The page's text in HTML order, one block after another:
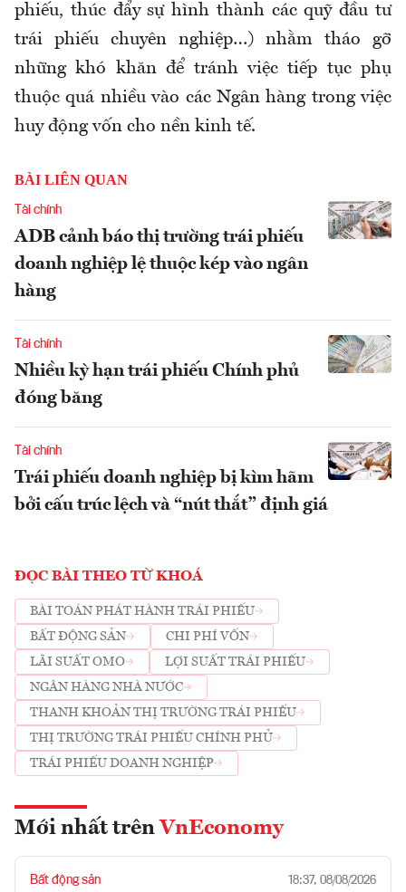
phiếu, thúc đẩy sự hình thành các quỹ đầu tư
trái phiếu chuyên nghiệp…) nhằm tháo gỡ
những khó khăn để tránh việc tiếp tục phụ
thuộc quá nhiều vào các Ngân hàng trong việc
huy động vốn cho nền kinh tế.
BÀI LIÊN QUAN
Tài chính
ADB cảnh báo thị trường trái phiếu
doanh nghiệp lệ thuộc kép vào ngân
hàng
Tài chính
Nhiều kỳ hạn trái phiếu Chính phủ
đóng băng
Tài chính
Trái phiếu doanh nghiệp bị kìm hãm
bởi cấu trúc lệch và “nút thắt” định giá
ĐỌC BÀI THEO TỪ KHOÁ
BÀI TOÁN PHÁT HÀNH TRÁI PHIẾU
BẤT ĐỘNG SẢN
CHI PHÍ VỐN
LÃI SUẤT OMO
LỢI SUẤT TRÁI PHIẾU
NGÂN HÀNG NHÀ NƯỚC
THANH KHOẢN THỊ TRƯỜNG TRÁI PHIẾU
THỊ TRƯỜNG TRÁI PHIẾU CHÍNH PHỦ
TRÁI PHIẾU DOANH NGHIỆP
Mới nhất trên VnEconomy
Bất động sản 18:37, 08/08/2026